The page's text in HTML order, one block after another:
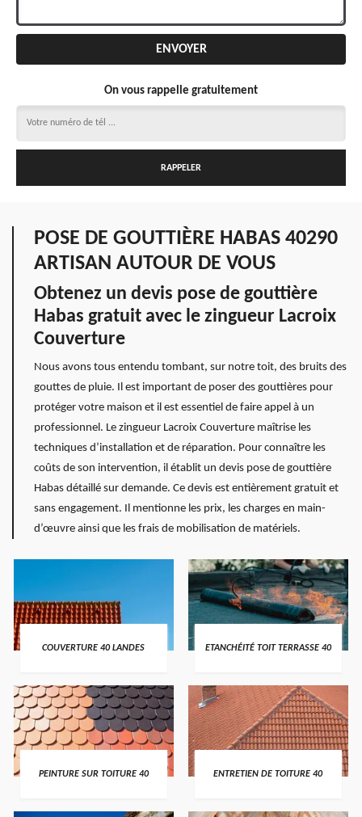
On vous rappelle gratuitement
POSE DE GOUTTIÈRE HABAS 40290
ARTISAN AUTOUR DE VOUS
Obtenez un devis pose de gouttière
Habas gratuit avec le zingueur Lacroix
Couverture
Nous avons tous entendu tombant, sur notre toit, des bruits des
gouttes de pluie. Il est important de poser des gouttières pour
protéger votre maison et il est essentiel de faire appel à un
professionnel. Le zingueur Lacroix Couverture maîtrise les
techniques d’installation et de réparation. Pour connaître les
coûts de son intervention, il établit un devis pose de gouttière
Habas détaillé sur demande. Ce devis est entièrement gratuit et
sans engagement. Il mentionne les prix, les charges en main-
d’œuvre ainsi que les frais de mobilisation de matériels.
COUVERTURE 40 LANDES ETANCHÉITÉ TOIT TERRASSE 40
PEINTURE SUR TOITURE 40 ENTRETIEN DE TOITURE 40